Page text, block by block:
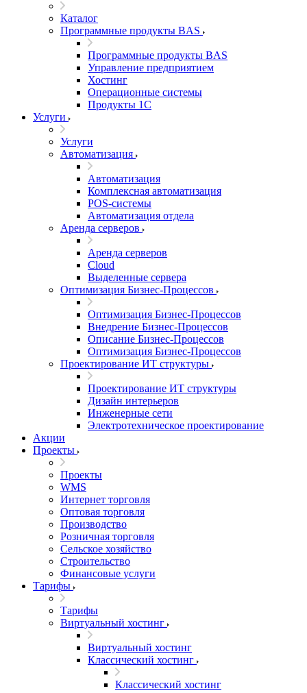
Каталог
Программные продукты BAS
Программные продукты BAS
Управление предприятием
Хостинг
Операционные системы
Продукты 1С
Услуги
Услуги
Автоматизация
Автоматизация
Комплексная автоматизация
POS-системы
Автоматизация отдела
Аренда серверов
Аренда серверов
Cloud
Выделенные сервера
Оптимизация Бизнес-Процессов
Оптимизация Бизнес-Процессов
Внедрение Бизнес-Процессов
Описание Бизнес-Процессов
Оптимизация Бизнес-Процессов
Проектирование ИТ структуры
Проектирование ИТ структуры
Дизайн интерьеров
Инженерные сети
Электротехническое проектирование
Акции
Проекты
Проекты
WMS
Интернет торговля
Оптовая торговля
Производство
Розничная торговля
Сельское хозяйство
Строительство
Финансовые услуги
Тарифы
Тарифы
Виртуальный хостинг
Виртуальный хостинг
Классический хостинг
Классический хостинг